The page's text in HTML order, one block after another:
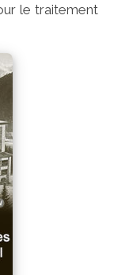
le traitement